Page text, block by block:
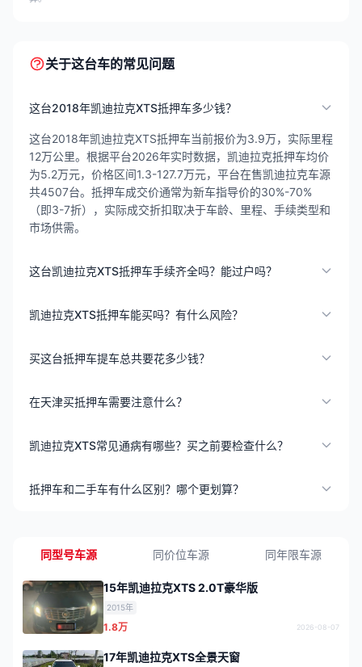
关于这台车的常见问题
这台2018年凯迪拉克XTS抵押车多少钱？
这台2018年凯迪拉克XTS抵押车当前报价为3.9万，实际里程
12万公里。根据平台2026年实时数据，凯迪拉克抵押车均价
为5.2万元，价格区间1.3-127.7万元，平台在售凯迪拉克车源
共4507台。抵押车成交价通常为新车指导价的30%-70%
（即3-7折），实际成交折扣取决于车龄、里程、手续类型和
市场供需。
这台凯迪拉克XTS抵押车手续齐全吗？能过户吗？
凯迪拉克XTS抵押车能买吗？有什么风险？
买这台抵押车提车总共要花多少钱？
在天津买抵押车需要注意什么？
凯迪拉克XTS常见通病有哪些？买之前要检查什么？
抵押车和二手车有什么区别？哪个更划算？
同型号车源 同价位车源 同年限车源
15年凯迪拉克XTS 2.0T豪华版
2015年
1.8万 2026-08-07
17年凯迪拉克XTS全景天窗